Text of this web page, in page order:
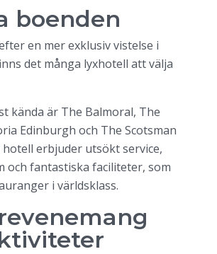
boenden
en mer exklusiv vistelse i
det många lyxhotell att välja
kända är The Balmoral, The
Edinburgh och The Scotsman
hotell erbjuder utsökt service,
och fantastiska faciliteter, som
i världsklass.